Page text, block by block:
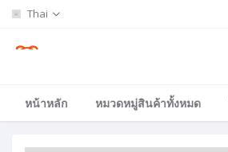
Thai
หน้าหลัก หมวดหมู่สินค้าทั้งหมด